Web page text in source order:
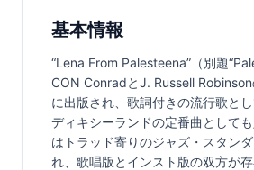
基本情報
“Lena From Palesteena”（別題
CON ConradとJ. Russell
に出版され、歌詞付きの流行歌とし
ディキシーランドの定番曲として
はトラッド寄りのジャズ・スタン
れ、歌唱版とインスト版の双方が